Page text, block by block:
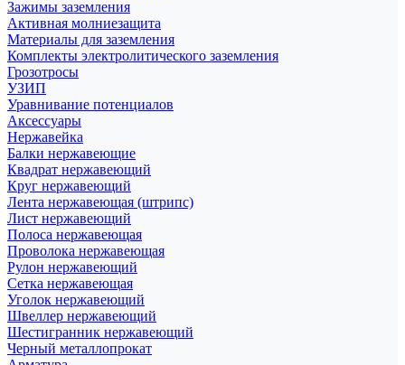
Зажимы заземления
Активная молниезащита
Материалы для заземления
Комплекты электролитического заземления
Грозотросы
УЗИП
Уравнивание потенциалов
Аксессуары
Нержавейка
Балки нержавеющие
Квадрат нержавеющий
Круг нержавеющий
Лента нержавеющая (штрипс)
Лист нержавеющий
Полоса нержавеющая
Проволока нержавеющая
Рулон нержавеющий
Сетка нержавеющая
Уголок нержавеющий
Швеллер нержавеющий
Шестигранник нержавеющий
Черный металлопрокат